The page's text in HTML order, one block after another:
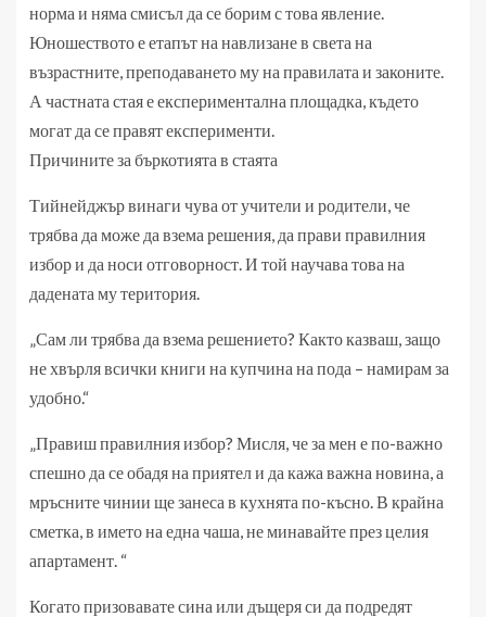
норма и няма смисъл да се борим с това явление.
Юношеството е етапът на навлизане в света на
възрастните, преподаването му на правилата и законите.
А частната стая е експериментална площадка, където
могат да се правят експерименти.
Причините за бъркотията в стаята
Тийнейджър винаги чува от учители и родители, че
трябва да може да взема решения, да прави правилния
избор и да носи отговорност. И той научава това на
дадената му територия.
„Сам ли трябва да взема решението? Както казваш, защо
не хвърля всички книги на купчина на пода – намирам за
удобно.“
„Правиш правилния избор? Мисля, че за мен е по-важно
спешно да се обадя на приятел и да кажа важна новина, а
мръсните чинии ще занеса в кухнята по-късно. В крайна
сметка, в името на една чаша, не минавайте през целия
апартамент. “
Когато призовавате сина или дъщеря си да подредят